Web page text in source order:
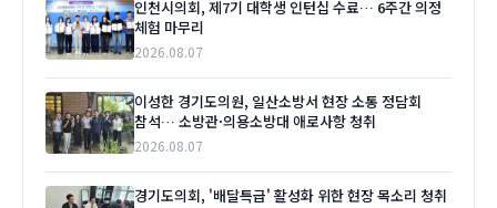
인천시의회, 제7기 대학생 인턴십 수료… 6주간 의정
체험 마무리
2026.08.07
이성한 경기도의원, 일산소방서 현장 소통 정담회
참석… 소방관·의용소방대 애로사항 청취
2026.08.07
경기도의회, '배달특급' 활성화 위한 현장 목소리 청취